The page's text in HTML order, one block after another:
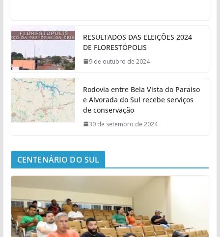
RESULTADOS DAS ELEIÇÕES 2024
DE FLORESTÓPOLIS
9 de outubro de 2024
Rodovia entre Bela Vista do Paraíso
e Alvorada do Sul recebe serviços
de conservação
30 de setembro de 2024
CENTENÁRIO DO SUL